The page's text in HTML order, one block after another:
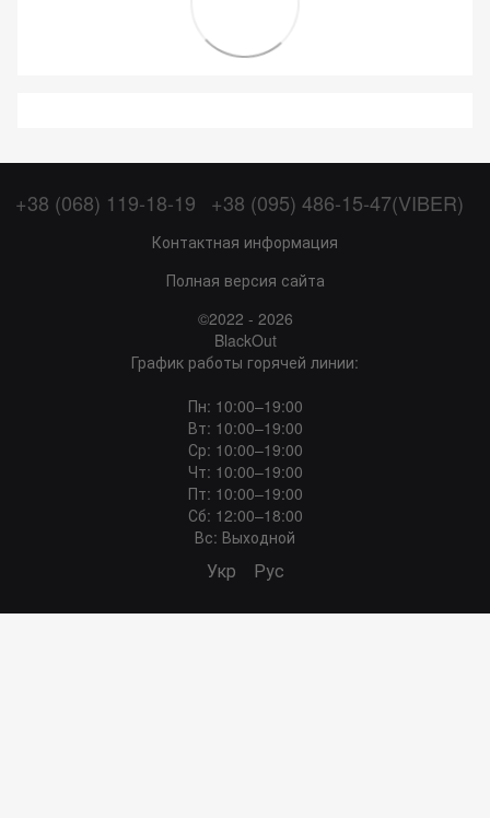
+38 (068) 119-18-19 +38 (095) 486-15-47(VIBER)
Контактная информация
Полная версия сайта
©2022 - 2026
BlackOut
График работы горячей линии:
Пн: 10:00–19:00
Вт: 10:00–19:00
Ср: 10:00–19:00
Чт: 10:00–19:00
Пт: 10:00–19:00
Сб: 12:00–18:00
Вс: Выходной
Укр Рус